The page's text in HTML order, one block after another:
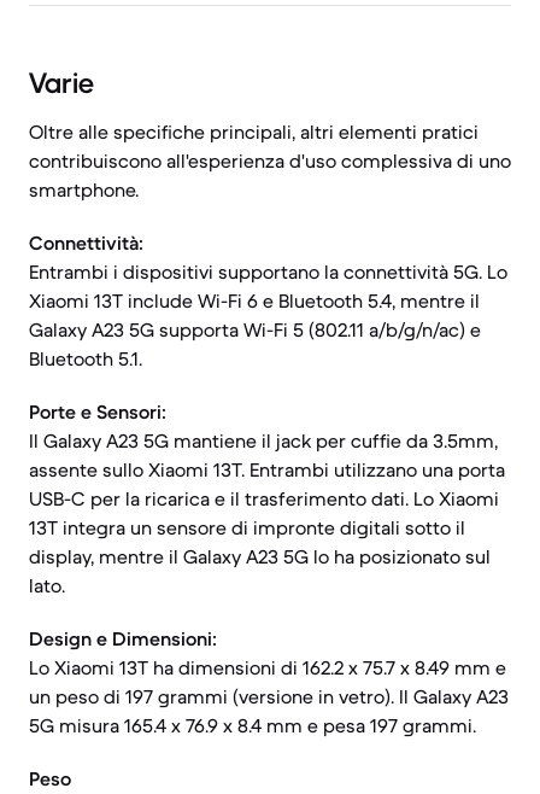
Varie
Oltre alle specifiche principali, altri elementi pratici
contribuiscono all'esperienza d'uso complessiva di uno
smartphone.
Connettività:
Entrambi i dispositivi supportano la connettività 5G. Lo
Xiaomi 13T include Wi-Fi 6 e Bluetooth 5.4, mentre il
Galaxy A23 5G supporta Wi-Fi 5 (802.11 a/b/g/n/ac) e
Bluetooth 5.1.
Porte e Sensori:
Il Galaxy A23 5G mantiene il jack per cuffie da 3.5mm,
assente sullo Xiaomi 13T. Entrambi utilizzano una porta
USB-C per la ricarica e il trasferimento dati. Lo Xiaomi
13T integra un sensore di impronte digitali sotto il
display, mentre il Galaxy A23 5G lo ha posizionato sul
lato.
Design e Dimensioni:
Lo Xiaomi 13T ha dimensioni di 162.2 x 75.7 x 8.49 mm e
un peso di 197 grammi (versione in vetro). Il Galaxy A23
5G misura 165.4 x 76.9 x 8.4 mm e pesa 197 grammi.
Peso